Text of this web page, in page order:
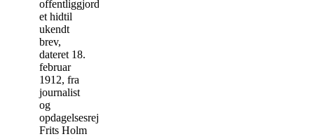
offentliggjorde
et hidtil
ukendt
brev,
dateret 18.
februar
1912, fra
journalist
og
opdagelsesrejsende
Frits Holm